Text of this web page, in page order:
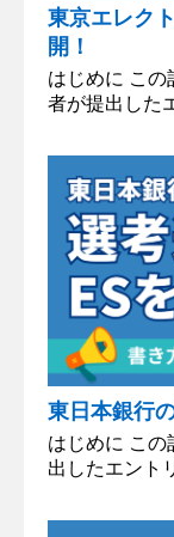
東京エレク
開！
はじめに この
者が提出した
東日本銀行
はじめに この
出したエント